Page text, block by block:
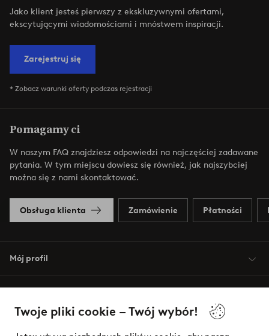
Twoje pliki cookie – Twój wybór!
Jako klient jesteś pierwszy z ekskluzywnymi ofertami,
ekscytującymi wiadomościami i mnóstwem inspiracji.
Zarejestruj się
* Zobacz warunki oferty podczas rejestracji
Pomagamy ci
W naszym FAQ znajdziesz odpowiedzi na najczęściej zadawane
pytania. W tym miejscu dowiesz się również, jak najszybciej
można się z nami skontaktować.
Obsługa klienta Zamówienie Płatności
Mój profil